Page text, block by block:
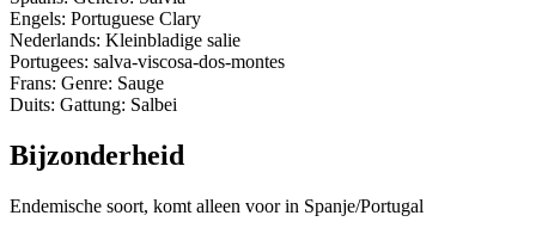
Engels: Portuguese Clary
Nederlands: Kleinbladige salie
Portugees: salva-viscosa-dos-montes
Frans: Genre: Sauge
Duits: Gattung: Salbei
Bijzonderheid
Endemische soort, komt alleen voor in Spanje/Portugal